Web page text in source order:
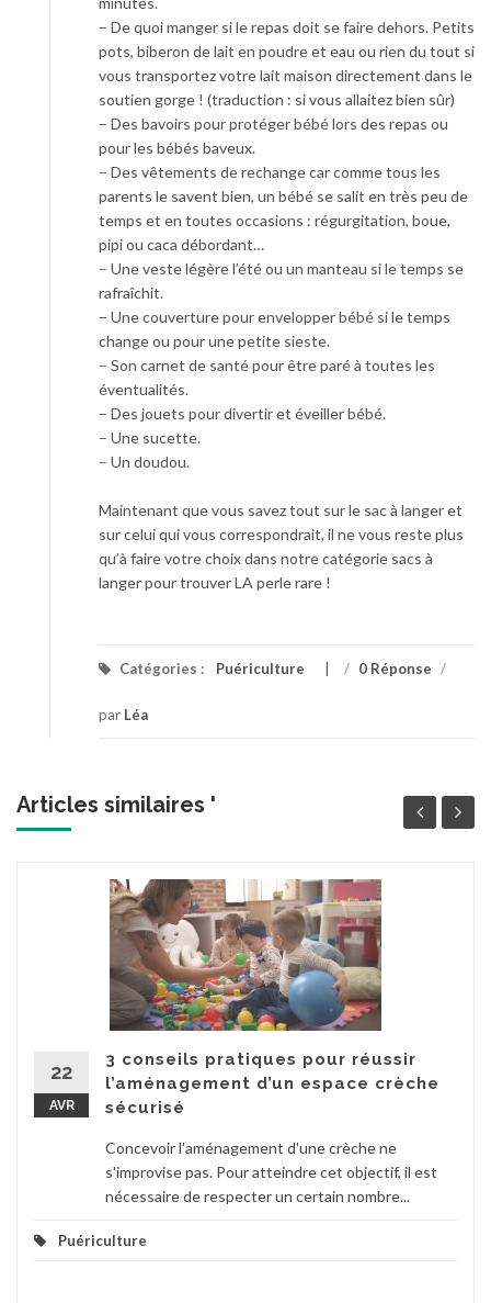
– De quoi manger si le repas doit se faire dehors. Petits
pots, biberon de lait en poudre et eau ou rien du tout si
vous transportez votre lait maison directement dans le
soutien gorge ! (traduction : si vous allaitez bien sûr)
– Des bavoirs pour protéger bébé lors des repas ou
pour les bébés baveux.
– Des vêtements de rechange car comme tous les
parents le savent bien, un bébé se salit en très peu de
temps et en toutes occasions : régurgitation, boue,
pipi ou caca débordant…
– Une veste légère l’été ou un manteau si le temps se
rafraîchit.
– Une couverture pour envelopper bébé si le temps
change ou pour une petite sieste.
– Son carnet de santé pour être paré à toutes les
éventualités.
– Des jouets pour divertir et éveiller bébé.
– Une sucette.
– Un doudou.
Maintenant que vous savez tout sur le sac à langer et
sur celui qui vous correspondrait, il ne vous reste plus
qu’à faire votre choix dans notre catégorie sacs à
langer pour trouver LA perle rare !
Catégories : Puériculture / 0 Réponse /
par Léa
Articles similaires '
22
AVR
3 conseils pratiques pour réussir
l’aménagement d’un espace crèche
sécurisé
Concevoir l'aménagement d'une crèche ne
s'improvise pas. Pour atteindre cet objectif, il est
nécessaire de respecter un certain nombre...
Puériculture